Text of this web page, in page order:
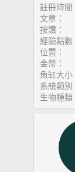
註冊時間
文章
按讚
經驗點數
位置
金幣
魚缸大小
系統類別
生物種類